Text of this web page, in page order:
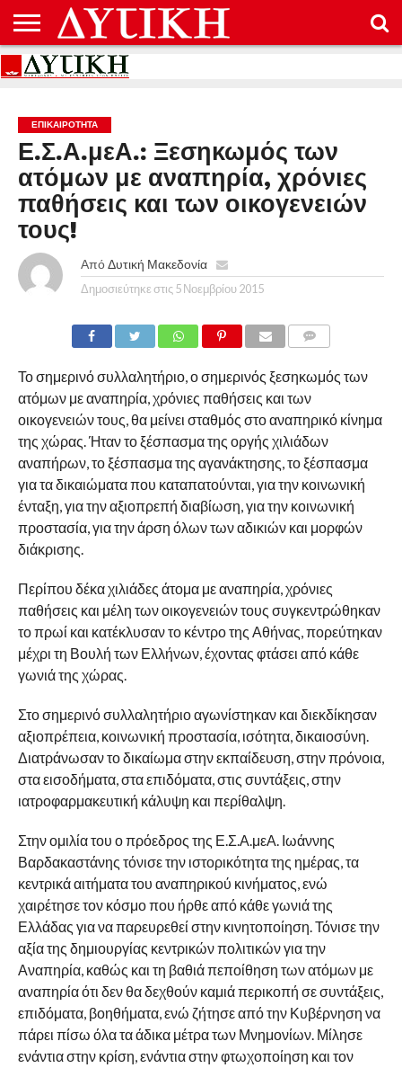
ΑΡΧΙΚΉ
ΕΠΙΚΟΙΝΩΝΊΑ
ΌΡΟΙ
ΠΡΟΣΤΑΣΊΑ
ΕΠΙΚΑΙΡΟΤΗΤΑ
Ε.Σ.Α.μεΑ.: Ξεσηκωμός των
ατόμων με αναπηρία, χρόνιες
παθήσεις και των οικογενειών
τους!
Από Δυτική Μακεδονία
Δημοσιεύτηκε στις 5 Νοεμβρίου 2015
Το σημερινό συλλαλητήριο, ο σημερινός ξεσηκωμός των
ατόμων με αναπηρία, χρόνιες παθήσεις και των
οικογενειών τους, θα μείνει σταθμός στο αναπηρικό κίνημα
της χώρας. Ήταν το ξέσπασμα της οργής χιλιάδων
αναπήρων, το ξέσπασμα της αγανάκτησης, το ξέσπασμα
για τα δικαιώματα που καταπατούνται, για την κοινωνική
ένταξη, για την αξιοπρεπή διαβίωση, για την κοινωνική
προστασία, για την άρση όλων των αδικιών και μορφών
διάκρισης.
Περίπου δέκα χιλιάδες άτομα με αναπηρία, χρόνιες
παθήσεις και μέλη των οικογενειών τους συγκεντρώθηκαν
το πρωί και κατέκλυσαν το κέντρο της Αθήνας, πορεύτηκαν
μέχρι τη Βουλή των Ελλήνων, έχοντας φτάσει από κάθε
γωνιά της χώρας.
Στο σημερινό συλλαλητήριο αγωνίστηκαν και διεκδίκησαν
αξιοπρέπεια, κοινωνική προστασία, ισότητα, δικαιοσύνη.
Διατράνωσαν το δικαίωμα στην εκπαίδευση, στην πρόνοια,
στα εισοδήματα, στα επιδόματα, στις συντάξεις, στην
ιατροφαρμακευτική κάλυψη και περίθαλψη.
Στην ομιλία του ο πρόεδρος της Ε.Σ.Α.μεΑ. Ιωάννης
Βαρδακαστάνης τόνισε την ιστορικότητα της ημέρας, τα
κεντρικά αιτήματα του αναπηρικού κινήματος, ενώ
χαιρέτησε τον κόσμο που ήρθε από κάθε γωνιά της
Ελλάδας για να παρευρεθεί στην κινητοποίηση. Τόνισε την
αξία της δημιουργίας κεντρικών πολιτικών για την
Αναπηρία, καθώς και τη βαθιά πεποίθηση των ατόμων με
αναπηρία ότι δεν θα δεχθούν καμιά περικοπή σε συντάξεις,
επιδόματα, βοηθήματα, ενώ ζήτησε από την Κυβέρνηση να
πάρει πίσω όλα τα άδικα μέτρα των Μνημονίων. Μίλησε
ενάντια στην κρίση, ενάντια στην φτωχοποίηση και τον